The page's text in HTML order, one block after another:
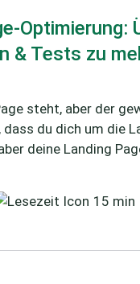
Optimierung:
& Tests zu
steht, aber der
du dich um die
deine Landing
15 min